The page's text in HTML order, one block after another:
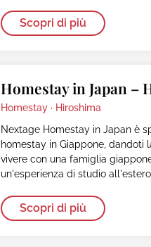
Scopri di più
Homestay in Japan –
Homestay · Hiroshima
Nextage Homestay in Japan è
homestay in Giappone, dandoti
vivere con una famiglia
un'esperienza di studio
Scopri di più